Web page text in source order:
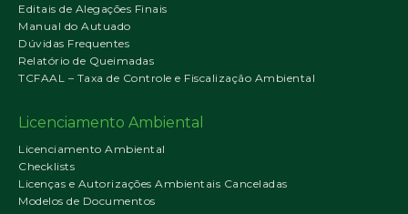
Editais de Alegações Finais
Manual do Autuado
Dúvidas Frequentes
Relatório de Queimadas
TCFAAL – Taxa de Controle e Fiscalização Ambiental
Licenciamento Ambiental
Licenciamento Ambiental
Checklists
Licenças e Autorizações Ambientais Canceladas
Modelos de Documentos